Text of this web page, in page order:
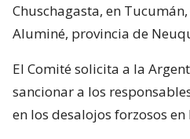
Chuschagasta, en
Aluminé, provincia de
El Comité solicita a la
sancionar a los
en los desalojos forzosos en